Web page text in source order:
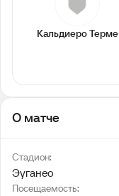
Кальдиеро Терме
О матче
Стадион:
Эуганео
Посещаемость: